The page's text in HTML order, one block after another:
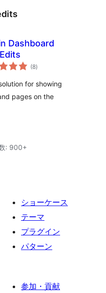
Dashboard
(8個
の
価
)
for showing
pages on the
: 900+
ショーケース
テーマ
プラグイン
パターン
参加・貢献